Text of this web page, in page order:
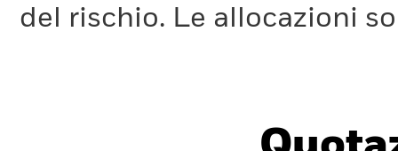
del rischio. Le allocazioni